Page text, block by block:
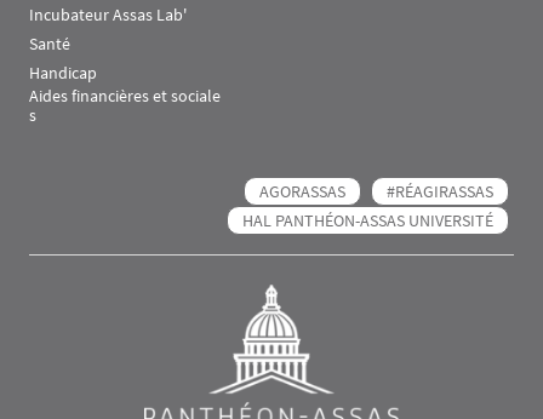
Incubateur Assas Lab'
Santé
Handicap
Aides financières et sociale
s
AGORASSAS
#RÉAGIRASSAS
HAL PANTHÉON-ASSAS UNIVERSITÉ